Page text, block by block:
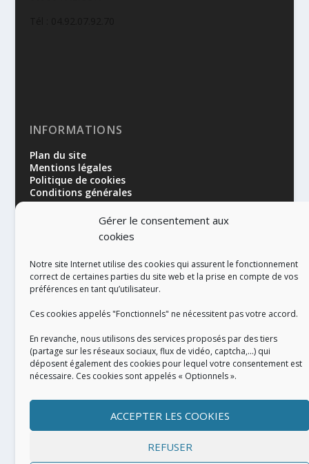
Gérer le consentement aux
cookies
Notre site Internet utilise des cookies qui assurent le fonctionnement
correct de certaines parties du site web et la prise en compte de vos
préférences en tant qu’utilisateur.
Ces cookies appelés "Fonctionnels" ne nécessitent pas votre accord.
En revanche, nous utilisons des services proposés par des tiers
(partage sur les réseaux sociaux, flux de vidéo, captcha,...) qui
déposent également des cookies pour lequel votre consentement est
nécessaire. Ces cookies sont appelés « Optionnels ».
ACCEPTER LES COOKIES
REFUSER
INFORMATIONS
Plan du site
Mentions légales
Politique de cookies
Conditions générales